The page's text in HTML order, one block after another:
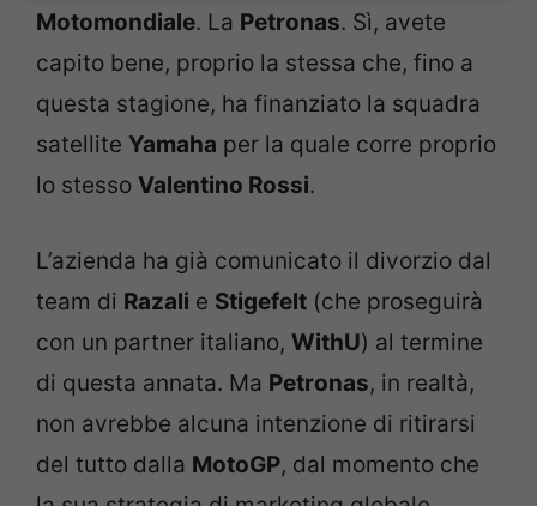
Motomondiale. La Petronas. Sì, avete
capito bene, proprio la stessa che, fino a
questa stagione, ha finanziato la squadra
satellite Yamaha per la quale corre proprio
lo stesso Valentino Rossi.
L’azienda ha già comunicato il divorzio dal
team di Razali e Stigefelt (che proseguirà
con un partner italiano, WithU) al termine
di questa annata. Ma Petronas, in realtà,
non avrebbe alcuna intenzione di ritirarsi
del tutto dalla MotoGP, dal momento che